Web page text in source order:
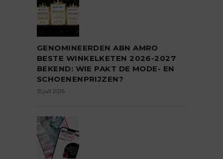
GENOMINEERDEN ABN AMRO
BESTE WINKELKETEN 2026-2027
BEKEND: WIE PAKT DE MODE- EN
SCHOENENPRIJZEN?
31 juli 2026